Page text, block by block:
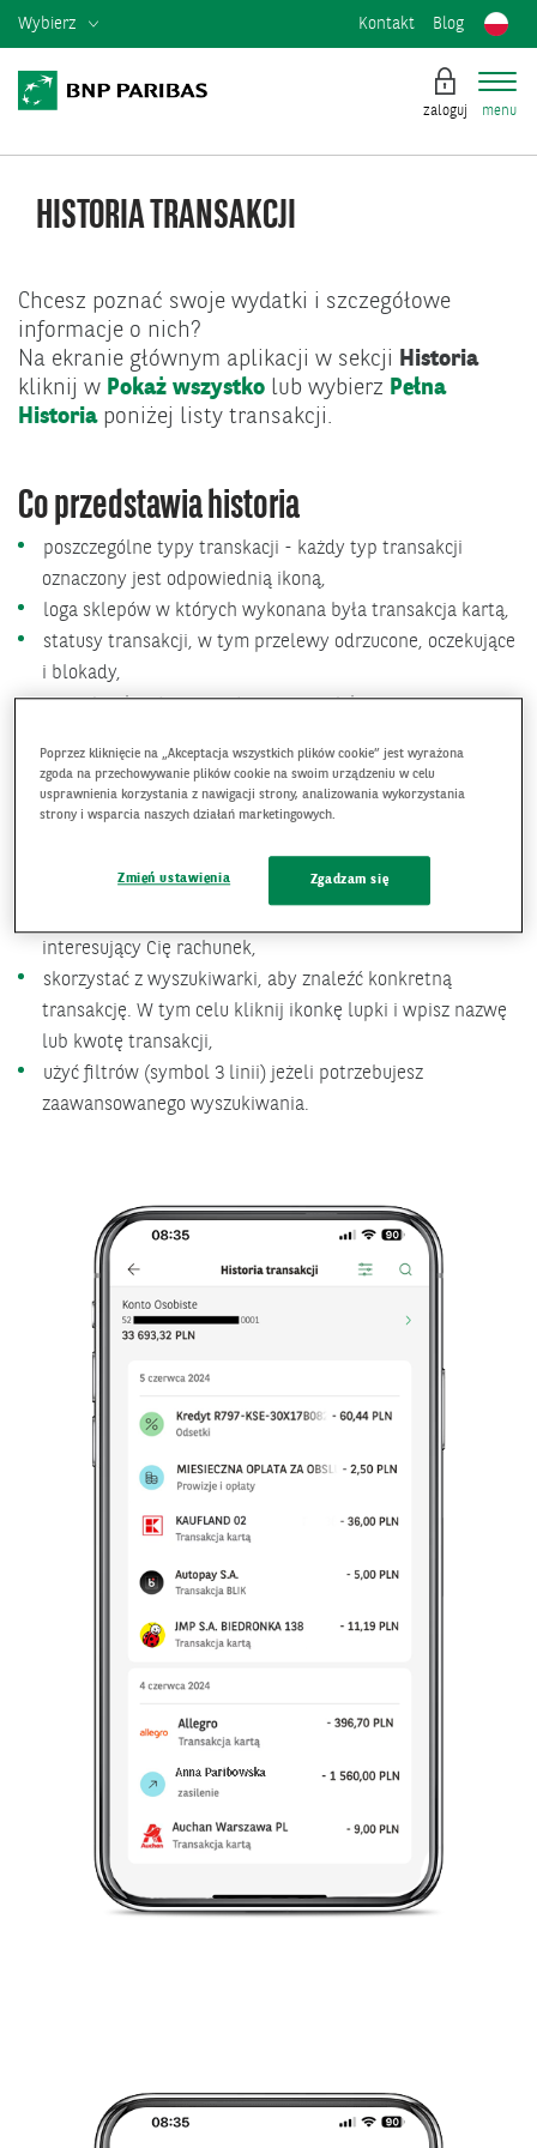
Wybierz Kontakt Blog
zaloguj menu
HISTORIA TRANSAKCJI
Chcesz poznać swoje wydatki i szczegółowe
informacje o nich?
Na ekranie głównym aplikacji w sekcji Historia
kliknij w Pokaż wszystko lub wybierz Pełna
Historiaponiżej listy transakcji.
Co przedstawia historia
poszczególne typy transkacji - każdy typ transakcji
oznaczony jest odpowiednią ikoną,
loga sklepów w których wykonana była transakcja kartą,
statusy transakcji, w tym przelewy odrzucone, oczekujące
i blokady,
uznania - kwoty prezentowane na zielono,
czarnym kolorem.
Pełna historia - co możesz zrobić
kontodla którego przeglądasz historię - kliknij
interesujący Cię rachunek,
skorzystać z wyszukiwarki, aby znaleźć konkretną
transakcję. W tym celu kliknij ikonkę lupki i wpisz nazwę
lub kwotę transakcji,
użyć filtrów (symbol 3 linii) jeżeli potrzebujesz
zaawansowanego wyszukiwania.
Poprzez kliknięcie na „Akceptacja wszystkich plików cookie” jest wyrażona
zgoda na przechowywanie plików cookie na swoim urządzeniu w celu
usprawnienia korzystania z nawigacji strony, analizowania wykorzystania
strony i wsparcia naszych działań marketingowych.
Zmień ustawienia Zgadzam się